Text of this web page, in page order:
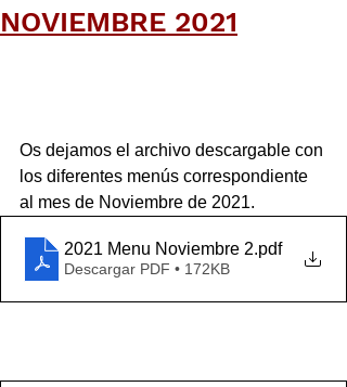
NOVIEMBRE 2021
Os dejamos el archivo descargable con
los diferentes menús correspondiente
al mes de Noviembre de 2021.
2021 Menu Noviembre 2.pdf
Descargar PDF • 172KB